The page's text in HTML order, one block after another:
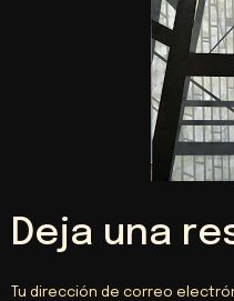
Deja una
Tu dirección de correo